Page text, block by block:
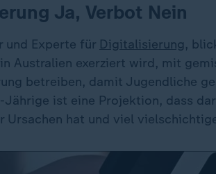
Ja, Verbot Nein
und Experte für Digitalisierung,
Australien exerziert wird, mit
betreiben, damit Jugendliche
ist eine Projektion, dass
Ursachen hat und viel